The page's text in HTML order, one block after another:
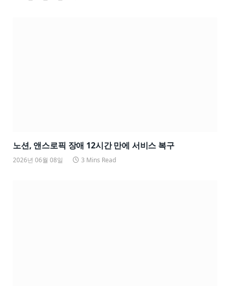
노션, 앤스로픽 장애 12시간 만에 서비스 복구
2026년 06월 08일 3 Mins Read